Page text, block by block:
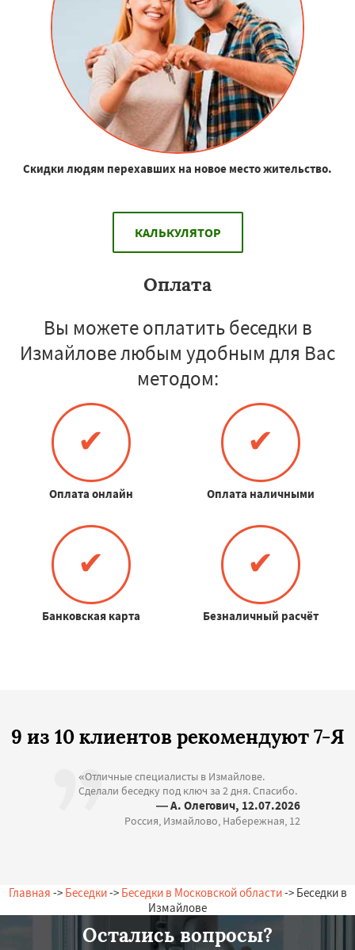
Скидки людям перехавших на новое место жительство.
КАЛЬКУЛЯТОР
Оплата
Вы можете оплатить беседки в
Измайлове любым удобным для Вас
методом:
✔
Оплата онлайн
✔
Оплата наличными
✔
Банковская карта
✔
Безналичный расчёт
9 из 10 клиентов рекомендуют 7-Я
«Отличные специалисты в Измайлове.
Сделали беседку под ключ за 2 дня. Спасибо.
— А. Олегович, 12.07.2026
Россия, Измайлово, Набережная, 12
Главная -> Беседки-> Беседки в Московской области-> Беседки в
Измайлове
Остались вопросы?